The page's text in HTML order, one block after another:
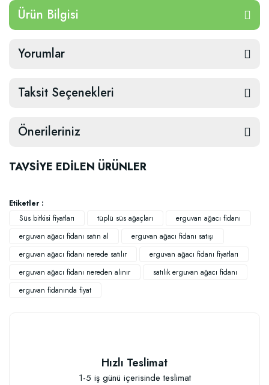
Ürün Bilgisi
Yorumlar
Taksit Seçenekleri
Önerileriniz
TAVSİYE EDİLEN ÜRÜNLER
Etiketler :
Süs bitkisi fiyatları
tüplü süs ağaçları
erguvan ağacı fidanı
erguvan ağacı fidanı satın al
erguvan ağacı fidanı satışı
erguvan ağacı fidanı nerede satılır
erguvan ağacı fidanı fiyatları
erguvan ağacı fidanı nereden alınır
satılık erguvan ağacı fidanı
erguvan fidanında fiyat
Hızlı Teslimat
1-5 iş günü içerisinde teslimat